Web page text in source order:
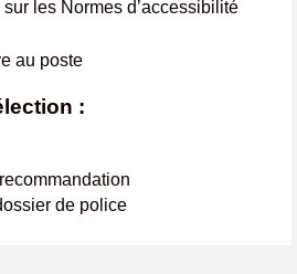
sur les Normes d’accessibilité
au poste
:
de police